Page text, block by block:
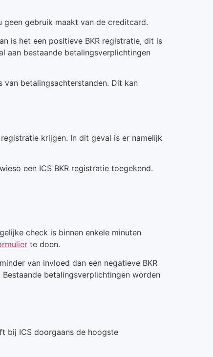
geen gebruik maakt van de creditcard.
is het een positieve BKR registratie, dit is
aan bestaande betalingsverplichtingen
van betalingsachterstanden. Dit kan
krijgen. In dit geval is er namelijk
een ICS BKR registratie toegekend.
check is binnen enkele minuten
te doen.
van invloed dan een negatieve BKR
Bestaande betalingsverplichtingen worden
bij ICS doorgaans de hoogste